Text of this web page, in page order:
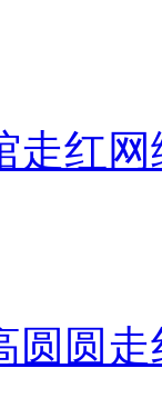
走红网
圆圆走